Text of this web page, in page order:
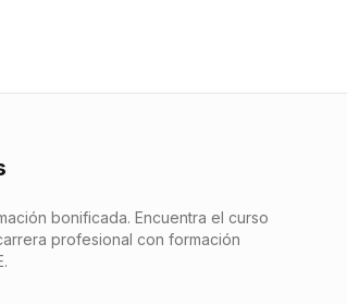
bonificada. Encuentra el curso
profesional con formación